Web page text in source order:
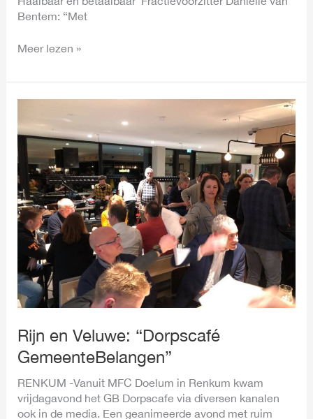
Bentem: “Met
Meer lezen »
Rijn en Veluwe: “Dorpscafé
GemeenteBelangen”
RENKUM -Vanuit MFC Doelum in Renkum kwam
vrijdagavond het GB Dorpscafe via diversen kanalen
ook in de media. Een geanimeerde avond met ruim
Veluwe:
“Dorpscafé
GemeenteBelangen”